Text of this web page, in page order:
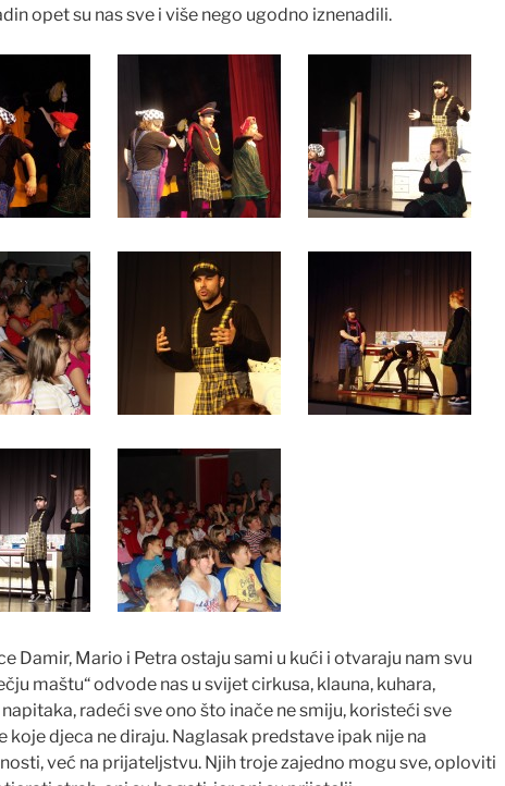
opet su nas sve i više nego ugodno iznenadili.
Damir, Mario i Petra ostaju sami u kući i otvaraju nam svu
maštu“ odvode nas u svijet cirkusa, klauna, kuhara,
radeći sve ono što inače ne smiju, koristeći sve
koje djeca ne diraju. Naglasak predstave ipak nije na
već na prijateljstvu. Njih troje zajedno mogu sve, oploviti